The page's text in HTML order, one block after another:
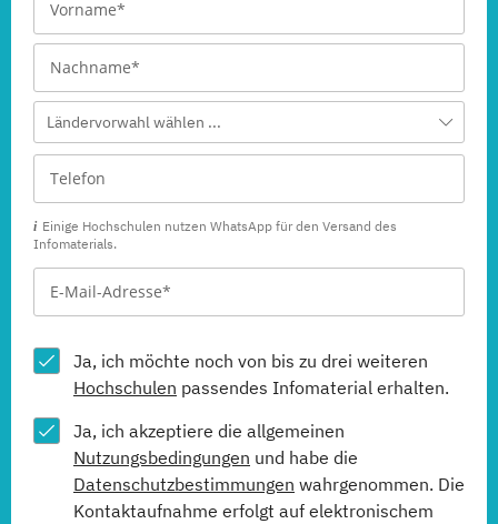
Ländervorwahl wählen ...
Einige Hochschulen nutzen WhatsApp für den Versand des
Infomaterials.
Ja, ich möchte noch von bis zu drei weiteren
Hochschulen passendes Infomaterial erhalten.
Ja, ich akzeptiere die allgemeinen
Nutzungsbedingungen und habe die
Datenschutzbestimmungen wahrgenommen. Die
Kontaktaufnahme erfolgt auf elektronischem